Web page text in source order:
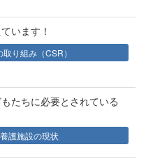
います！
り組み（CSR）
たちに必要とされている
護施設の現状